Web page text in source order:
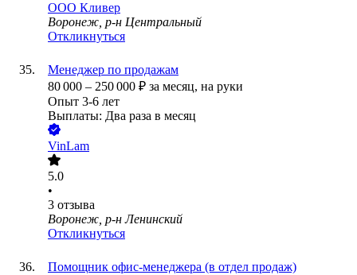
ООО Кливер
Воронеж, р-н Центральный
Откликнуться
Менеджер по продажам
80 000 – 250 000 ₽ за месяц, на руки
Опыт 3-6 лет
Выплаты: Два раза в месяц
VinLam
5.0
•
3 отзыва
Воронеж, р-н Ленинский
Откликнуться
Помощник офис-менеджера (в отдел продаж)